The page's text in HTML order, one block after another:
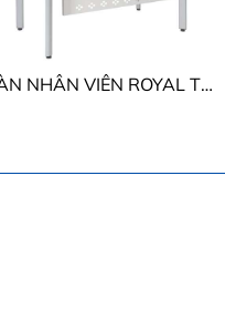
BÀN NHÂN VIÊN ROYAL THE ONE HR120SC7Y1 - HR120C7Y1